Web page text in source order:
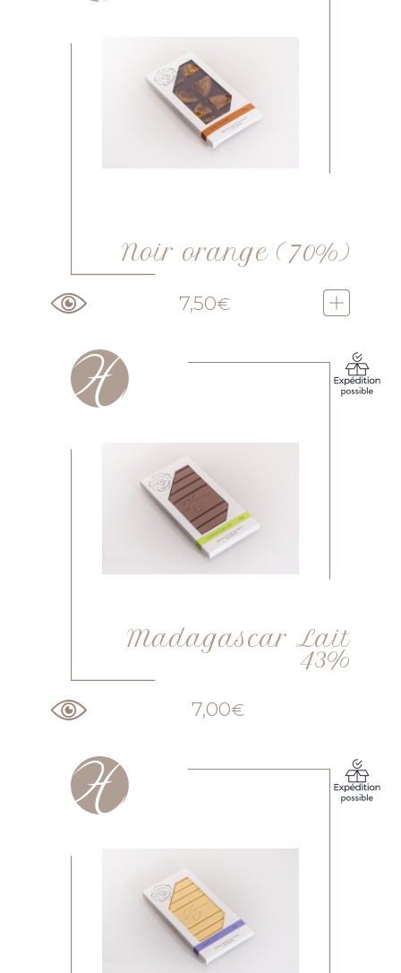
Noir orange (70%)
7,50€
Madagascar Lait
43%
7,00€